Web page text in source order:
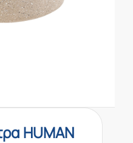
HUMAN